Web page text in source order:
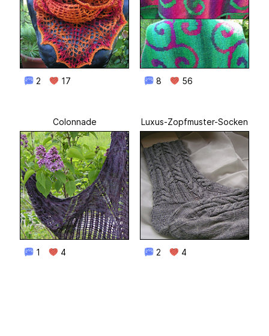
2 17 8 56
Colonnade
1 4
Luxus-Zopfmuster-Socken
2 4